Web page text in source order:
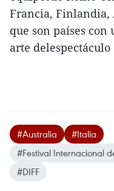
Francia,
que son países
arte
#Australia
#Italia
#Festival Internacional
#DIFF